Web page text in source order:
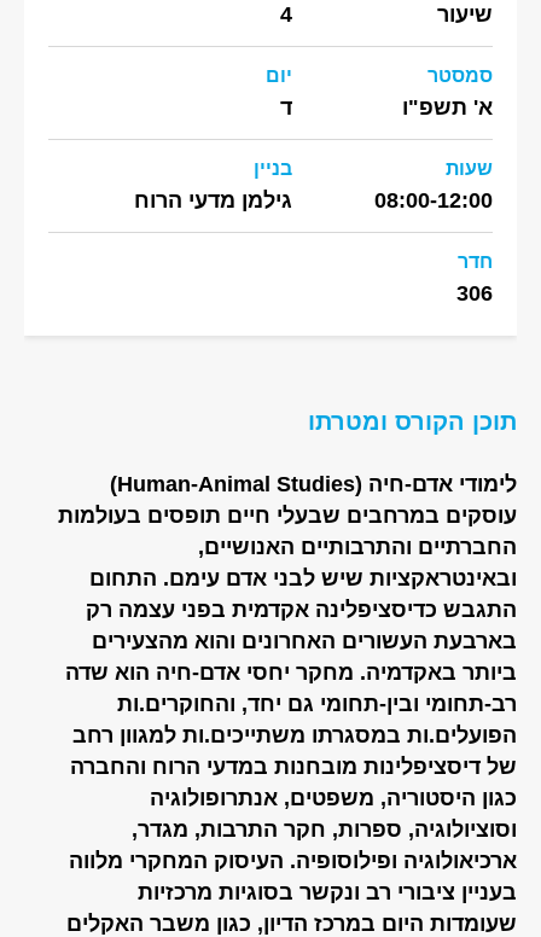
שיעור 4
סמסטר
א' תשפ"ו
יום
ד
שעות
08:00-12:00
בניין
גילמן מדעי הרוח
חדר
306
תוכן הקורס ומטרתו
לימודי אדם-חיה (Human-Animal Studies)
עוסקים במרחבים שבעלי חיים תופסים בעולמות
החברתיים והתרבותיים האנושיים,
ובאינטראקציות שיש לבני אדם עימם. התחום
התגבש כדיסציפלינה אקדמית בפני עצמה רק
בארבעת העשורים האחרונים והוא מהצעירים
ביותר באקדמיה. מחקר יחסי אדם-חיה הוא שדה
רב-תחומי ובין-תחומי גם יחד, והחוקרים.ות
הפועלים.ות במסגרתו משתייכים.ות למגוון רחב
של דיסציפלינות מובחנות במדעי הרוח והחברה
כגון היסטוריה, משפטים, אנתרופולוגיה
וסוציולוגיה, ספרות, חקר התרבות, מגדר,
ארכיאולוגיה ופילוסופיה. העיסוק המחקרי מלווה
בעניין ציבורי רב ונקשר בסוגיות מרכזיות
שעומדות היום במרכז הדיון, כגון משבר האקלים